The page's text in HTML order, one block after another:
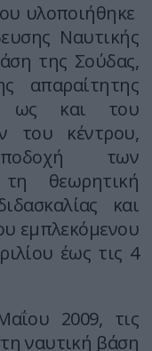
υλοποιήθηκε
Ναυτικής
της Σούδας,
απαραίτητης
ως και του
του κέντρου,
των
θεωρητική
και
εμπλεκόμενου
έως τις 4
2009, τις
ναυτική βάση